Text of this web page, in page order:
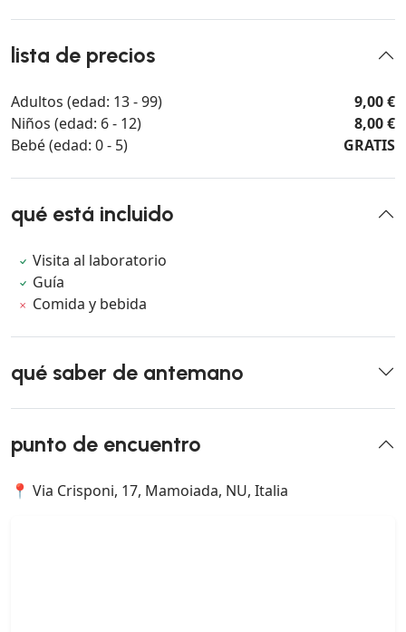
lista de precios
Adultos (edad: 13 - 99)
9,00 €
Niños (edad: 6 - 12)
8,00 €
Bebé (edad: 0 - 5)
GRATIS
qué está incluido
Visita al laboratorio
Guía
Comida y bebida
qué saber de antemano
punto de encuentro
📍 Via Crisponi, 17, Mamoiada, NU, Italia